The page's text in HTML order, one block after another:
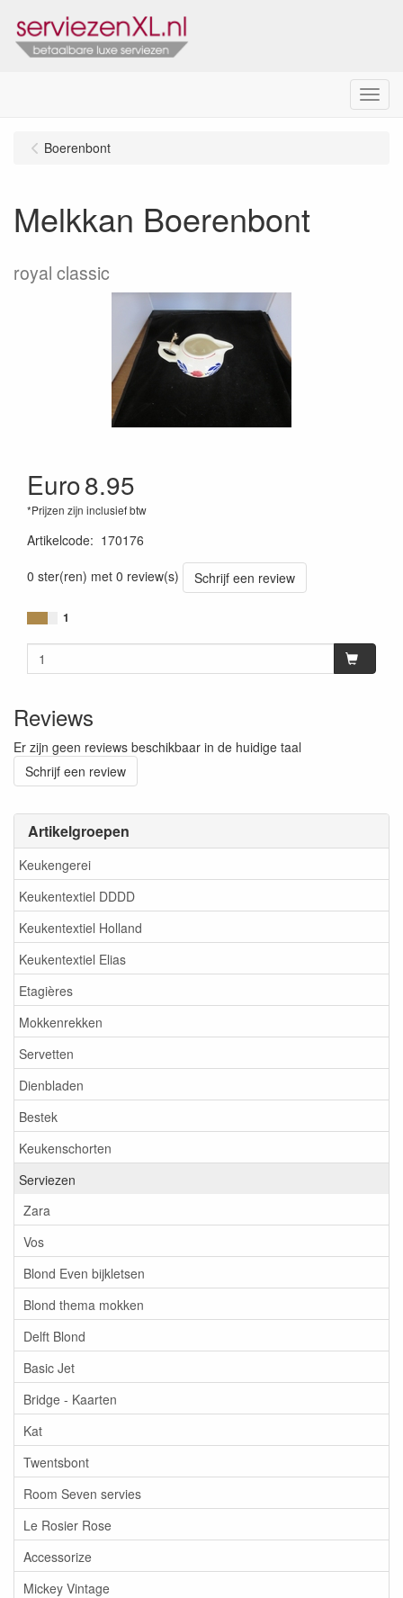
Menu
Artikelgroepen
Keukengerei
Keukentextiel DDDD
Keukentextiel Holland
Keukentextiel Elias
Etagières
Mokkenrekken
Servetten
Dienbladen
Bestek
Keukenschorten
Serviezen
Zara
Vos
Blond Even bijkletsen
Blond thema mokken
Delft Blond
Basic Jet
Bridge - Kaarten
Kat
Twentsbont
Room Seven servies
Le Rosier Rose
Accessorize
Mickey Vintage
Boerenbont
Melkkan Boerenbont
royal classic
Euro8.95
*Prijzen zijn inclusief btw
Artikelcode: 170176
0 ster(ren) met 0 review(s)
Schrijf een review
1
Reviews
Er zijn geen reviews beschikbaar in de huidige taal
Schrijf een review